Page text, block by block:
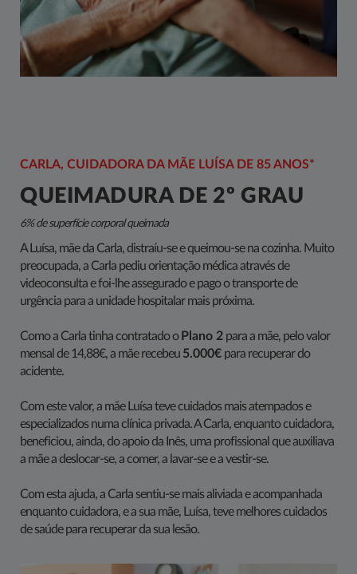
CARLA, CUIDADORA DA MÃE LUÍSA DE 85 ANOS*
QUEIMADURA DE 2º GRAU
6% de superfície corporal queimada
A Luísa, mãe da Carla, distraíu-se e queimou-se na cozinha. Muito
preocupada, a Carla pediu orientação médica através de
videoconsulta e foi-lhe assegurado e pago o transporte de
urgência para a unidade hospitalar mais próxima.
Como a Carla tinha contratado o Plano 2 para a mãe, pelo valor
mensal de 14,88€, a mãe recebeu 5.000€ para recuperar do
acidente.
Com este valor, a mãe Luísa teve cuidados mais atempados e
especializados numa clínica privada. A Carla, enquanto cuidadora,
beneficiou, ainda, do apoio da Inês, uma profissional que auxiliava
a mãe a deslocar-se, a comer, a lavar-se e a vestir-se.
Com esta ajuda, a Carla sentiu-se mais aliviada e acompanhada
enquanto cuidadora, e a sua mãe, Luísa, teve melhores cuidados
de saúde para recuperar da sua lesão.